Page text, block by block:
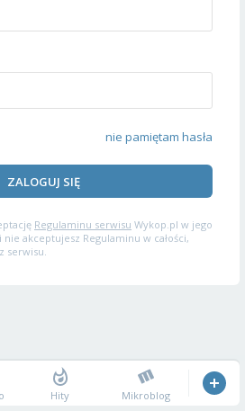
nie pamiętam hasła
ZALOGUJ SIĘ
Regulaminu serwisu Wykop.pl w jego
akceptujesz Regulaminu w całości,
serwisu.
Hity Mikroblog